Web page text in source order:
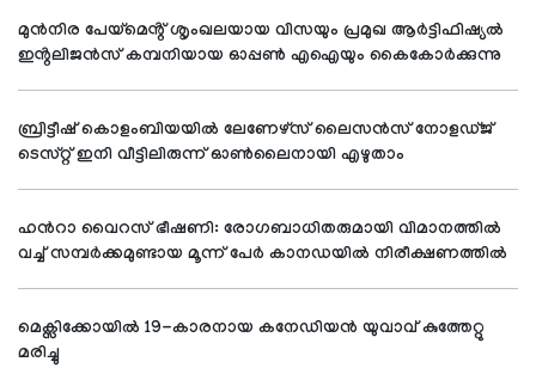
മുൻനിര പേയ്‌മെൻ്റ് ശൃംഖലയായ വിസയും പ്രമുഖ ആർട്ടിഫിഷ്യൽ
ഇൻ്റലിജൻസ് കമ്പനിയായ ഓപ്പൺ എഐയും കൈകോർക്കുന്നു
ബ്രിട്ടീഷ് കൊളംബിയയിൽ ലേണേഴ്സ് ലൈസൻസ് നോളഡ്ജ്
ടെസ്റ്റ് ഇനി വീട്ടിലിരുന്ന് ഓൺലൈനായി എഴുതാം
ഹൻറാ വൈറസ് ഭീഷണി: രോഗബാധിതരുമായി വിമാനത്തിൽ
വച്ച് സമ്പർക്കമുണ്ടായ മൂന്ന് പേർ കാനഡയിൽ നിരീക്ഷണത്തിൽ
മെക്സിക്കോയിൽ 19-കാരനായ കനേഡിയൻ യുവാവ് കുത്തേറ്റു
മരിച്ചു